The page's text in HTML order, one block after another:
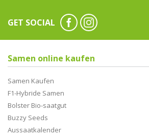
GET SOCIAL
Samen online kaufen
Samen Kaufen
F1-Hybride Samen
Bolster Bio-saatgut
Buzzy Seeds
Aussaatkalender